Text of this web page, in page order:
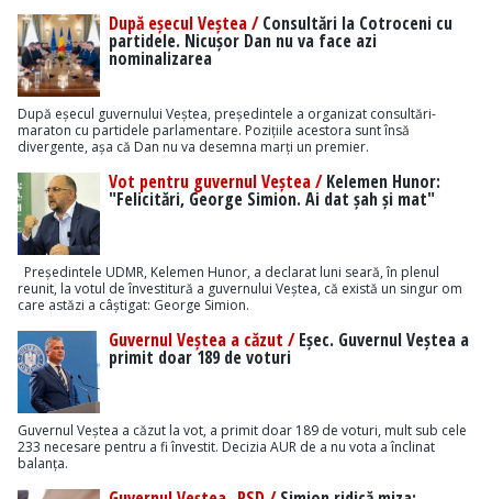
După eșecul Veștea /Consultări la Cotroceni cu
partidele. Nicușor Dan nu va face azi
nominalizarea
După eșecul guvernului Veștea, președintele a organizat consultări-
maraton cu partidele parlamentare. Pozițiile acestora sunt însă
divergente, așa că Dan nu va desemna marți un premier.
Vot pentru guvernul Veștea /Kelemen Hunor:
"Felicitări, George Simion. Ai dat șah și mat"
Președintele UDMR, Kelemen Hunor, a declarat luni seară, în plenul
reunit, la votul de învestitură a guvernului Veștea, că există un singur om
care astăzi a câștigat: George Simion.
Guvernul Veștea a căzut /Eșec. Guvernul Veștea a
primit doar 189 de voturi
Guvernul Veștea a căzut la vot, a primit doar 189 de voturi, mult sub cele
233 necesare pentru a fi învestit. Decizia AUR de a nu vota a înclinat
balanța.